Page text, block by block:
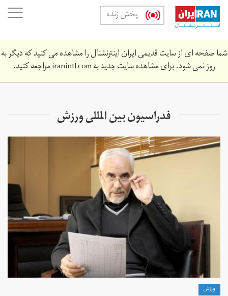
Skip
main
content
پخش زنده
شما صفحه ای از سایت قدیمی ایران اینترنشنال را مشاهده می کنید که دیگر به
روز نمی شود. برای مشاهده سایت جدید بهiranintl.comمراجعه کنید.
فدراسیون بین المللی ورزش
ورزش